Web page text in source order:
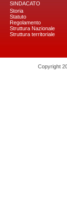
SINDACATO
Storia
Statuto
Regolamento
Struttura Nazionale
Struttura territoriale
Copyright